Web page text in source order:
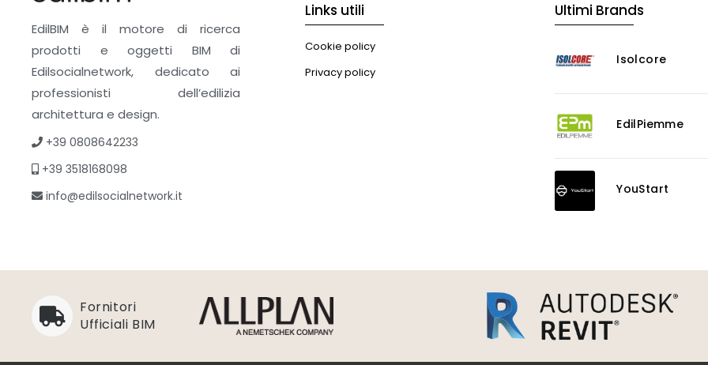
EdilBIM è il motore di ricerca
prodotti e oggetti BIM di
Edilsocialnetwork, dedicato ai
professionisti dell’edilizia
architettura e design.
+39 0808642233
+39 3518168098
info@edilsocialnetwork.it
Links utili
Cookie policy
Privacy policy
Ultimi Brands
Isolcore
EdilPiemme
YouStart
Fornitori
Ufficiali BIM